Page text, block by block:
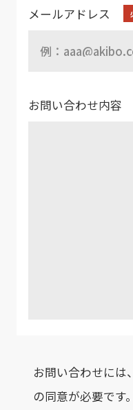
メールアドレス
お問い合わせ内容
お問い合わせには、
の同意が必要です。